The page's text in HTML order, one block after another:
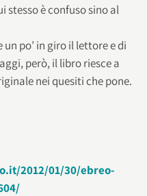
stesso è confuso sino al
po’ in giro il lettore e di
però, il libro riesce a
nei quesiti che pone.
2012/01/30/ebreo-